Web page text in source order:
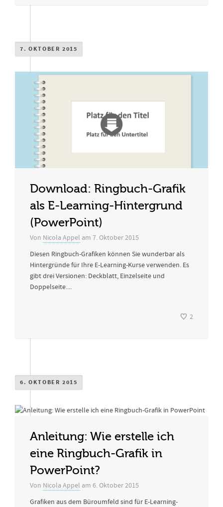
7. OKTOBER 2015
Download: Ringbuch-Grafik
als E-Learning-Hintergrund
(PowerPoint)
Von Nicola Appel am 7. Oktober 2015
Diesen Ringbuch-Grafiken können Sie wunderbar als
Hintergründe für Ihre E-Learning-Kurse verwenden. Es
gibt drei Versionen: Deckblatt, Einzelseite und
Doppelseite....
2
6. OKTOBER 2015
Anleitung: Wie erstelle ich
eine Ringbuch-Grafik in
PowerPoint?
Von Nicola Appel am 6. Oktober 2015
Grafiken aus dem Büroumfeld sind für E-Learning-